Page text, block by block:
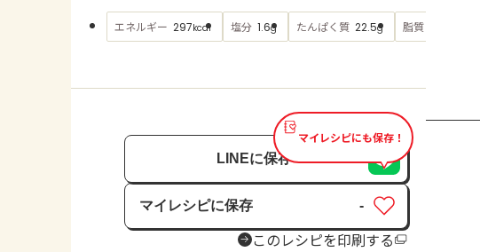
エネルギー 297kcal 塩分 1.6g たんぱく質 22.5g 脂質
マイレシピにも保存！
LINEに保存
マイレシピに保存
保存済み
-
このレシピを印刷する